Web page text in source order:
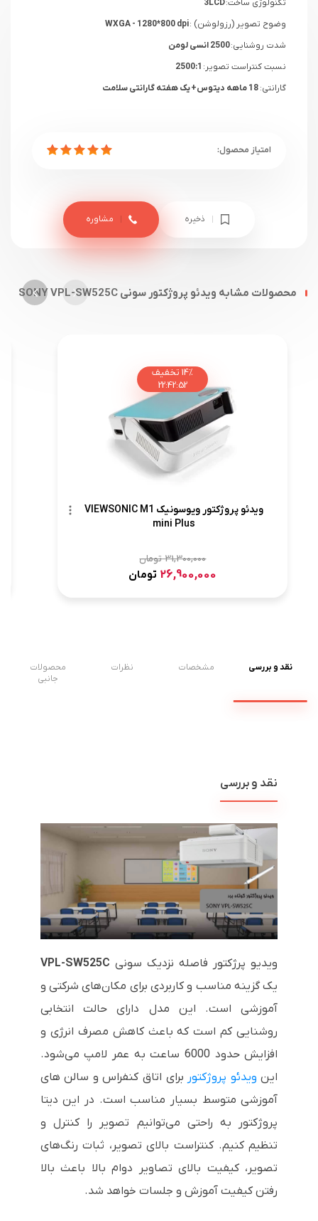
تکنولوژی ساخت:3LCD
وضوح تصویر (رزولوشن) :
شدت روشنایی:2500 انسی لومن
نسبت کنتراست تصویر:
گارانتی:
ذخیره مشاوره
محصولات مشابه ویدئو پروژکتور سونی SONY VPL-SW525C
تخفیف 14%
22:42:50
ویدئو پروژکتور ویوسونیک VIEWSONIC M1
mini Plus
31,300,000تومان
26,900,000 تومان
نقد و بررسی مشخصات نظرات
محصولات
جانبی
نقد و بررسی
ویدیو پرژکتور فاصله نزدیک سونی C
VPL-SW525
یک گزینه مناسب و کاربردی برای مکان‌های شرکتی و
آموزشی است. این مدل دارای حالت انتخابی
روشنایی کم است که باعث کاهش مصرف انرژی و
افزایش حدود 6000 ساعت به عمر لامپ می‌شود.
این ویدئو پروژکتور برای اتاق کنفراس و سالن های
آموزشی متوسط بسیار مناسب است. در این دیتا
پروژکتور به راحتی می‌توانیم تصویر را کنترل و
تنظیم کنیم. کنتراست بالای تصویر، ثبات رنگ‌های
تصویر، کیفیت بالای تصاویر دوام بالا باعث بالا
رفتن کیفیت آموزش و جلسات خواهد شد.